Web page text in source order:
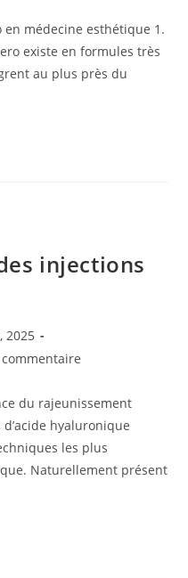
:
en médecine esthétique 1.
existe en formules très
au plus près du
injections
2025
:
du rajeunissement
hyaluronique
les plus
Naturellement présent